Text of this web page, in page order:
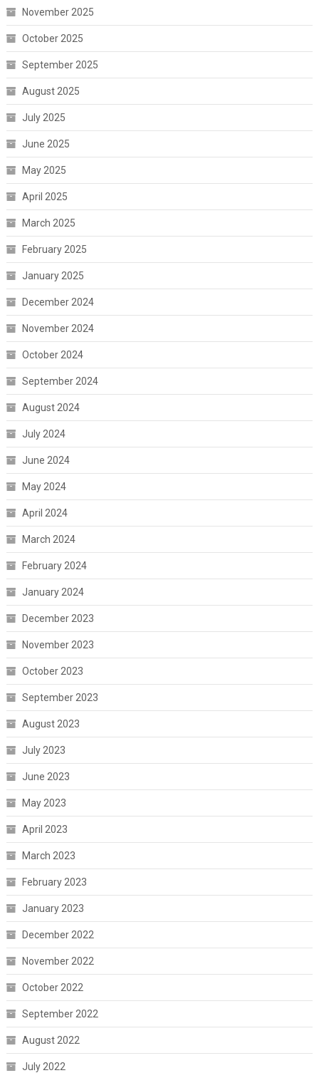
November 2025
October 2025
September 2025
August 2025
July 2025
June 2025
May 2025
April 2025
March 2025
February 2025
January 2025
December 2024
November 2024
October 2024
September 2024
August 2024
July 2024
June 2024
May 2024
April 2024
March 2024
February 2024
January 2024
December 2023
November 2023
October 2023
September 2023
August 2023
July 2023
June 2023
May 2023
April 2023
March 2023
February 2023
January 2023
December 2022
November 2022
October 2022
September 2022
August 2022
July 2022